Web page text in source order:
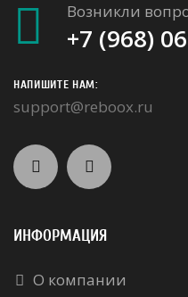
Возникли
+7 (968)
НАПИШИТЕ НАМ:
support@reboox.ru
ИНФОРМАЦИЯ
О компании